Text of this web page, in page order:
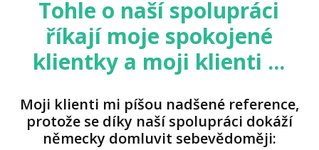
Tohle o naší spolupráci
říkají moje spokojené
klientky a moji klienti ...
Moji klienti mi píšou nadšené reference,
protože se díky naší spolupráci dokáží
německy domluvit sebevědoměji: